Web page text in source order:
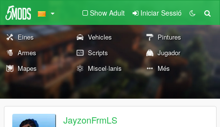
Show Adult Iniciar Sessió
Eines Vehicles
Pintures
Armes
Scripts
Jugador
Mapes
Miscel·lanis Més
JayzonFrmLS